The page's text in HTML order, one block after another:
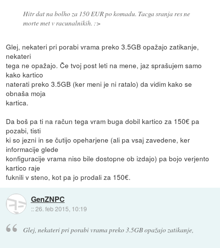
Hitr dat na bolho za 150 EUR po komadu. Tacga sranja res ne
morte met v racunalnikih. :>
Glej, nekateri pri porabi vrama preko 3.5GB opažajo zatikanje,
nekateri
tega ne opažajo. Če tvoj post leti na mene, jaz sprašujem samo
kako kartico
naterati preko 3.5GB (ker meni je ni ratalo) da vidim kako se
obnaša moja
kartica.
Da boš pa ti na račun tega vram buga dobil kartico za 150€ pa
pozabi, tisti
ki so jezni in se čutijo opeharjene (ali pa vsaj zavedene, ker
informacije glede
konfiguracije vrama niso bile dostopne ob izdajo) pa bojo verjento
kartico raje
fuknili v steno, kot pa jo prodali za 150€.
GenZNPC
::26. feb 2015, 10:19
Glej, nekateri pri porabi vrama preko 3.5GB opažajo zatikanje,